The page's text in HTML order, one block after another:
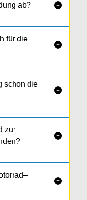
ab? 
für die

schon die

zur

